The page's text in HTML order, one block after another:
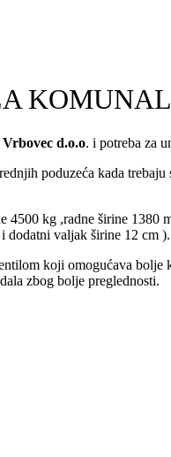
d.o.o. i potreba za
poduzeća kada
4500 kg ,radne širine
dodatni valjak širine 12 cm ).
koji omogućava
zbog bolje preglednosti.